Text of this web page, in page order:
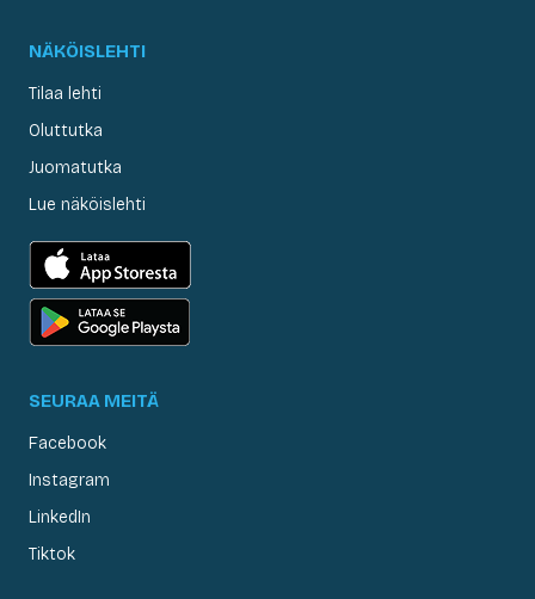
NÄKÖISLEHTI
Tilaa lehti
Oluttutka
Juomatutka
Lue näköislehti
SEURAA MEITÄ
Facebook
Instagram
LinkedIn
Tiktok